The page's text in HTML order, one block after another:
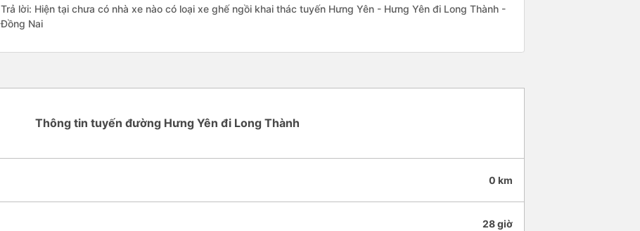
Trả lời: Hiện tại chưa có nhà xe nào có loại xe ghế ngồi khai thác tuyến Hưng Yên - Hưng Yên đi Long Thành -
Đồng Nai
Thông tin tuyến đường Hưng Yên đi Long Thành
0 km
28 giờ